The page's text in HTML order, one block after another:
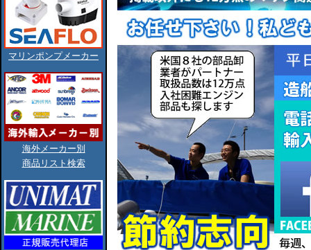
マリンポンプメーカー
海外メーカー別
商品リスト検索